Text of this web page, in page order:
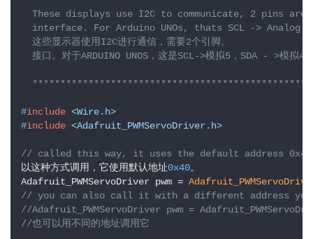
These displays use I2C to communicate, 2 pins
interface. For Arduino UNOs, thats SCL -> Analog
  这些显示器使用I2C进行通信，需要2个引脚。
  接口。对于ARDUINO UNOS，这是SCL->模拟5，SDA - >模拟4
#include <Wire.h>
#include <Adafruit_PWMServoDriver.h>
// called this way, it uses the default address 0x40
以这种方式调用，它使用默认地址0x40。
Adafruit_PWMServoDriver pwm =
// you can also call it with a different address you
//Adafruit_PWMServoDriver pwm =
//也可以用不同的地址调用它